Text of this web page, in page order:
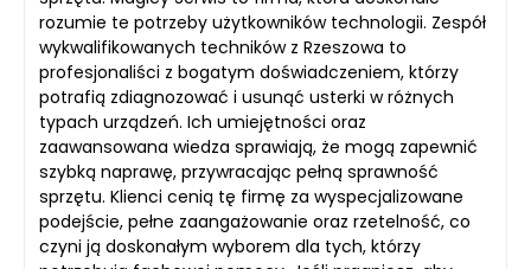
rozumie te potrzeby użytkowników technologii. Zespół
wykwalifikowanych techników z Rzeszowa to
profesjonaliści z bogatym doświadczeniem, którzy
potrafią zdiagnozować i usunąć usterki w różnych
typach urządzeń. Ich umiejętności oraz
zaawansowana wiedza sprawiają, że mogą zapewnić
szybką naprawę, przywracając pełną sprawność
sprzętu. Klienci cenią tę firmę za wyspecjalizowane
podejście, pełne zaangażowanie oraz rzetelność, co
czyni ją doskonałym wyborem dla tych, którzy